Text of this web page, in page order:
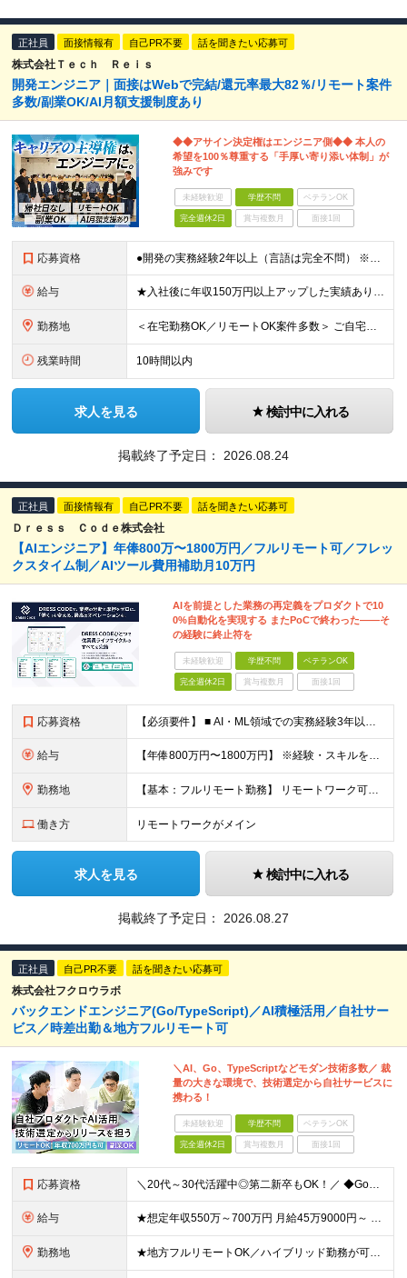
正社員 面接情報有 自己PR不要 話を聞きたい応募可
株式会社Ｔｅｃｈ Ｒｅｉｓ
開発エンジニア｜面接はWebで完結/還元率最大82％/リモート案件
多数/副業OK/AI月額支援制度あり
◆◆アサイン決定権はエンジニア側◆◆ 本人の
希望を100％尊重する「手厚い寄り添い体制」が
強みです
未経験歓迎 学歴不問 ベテランOK
完全週休2日 賞与複数月 面接1回
応募資格 ●開発の実務経験2年以上（言語は完全不問） ※学歴不問 ★フリーランスから正社員への転向を検討中の方も大歓迎！ 案件の単価をはじめ、 参画期間や業務内容を事前に確認できる透明性の高い環境をご用意。
給与 ★入社後に年収150万円以上アップした実績あり ★還元率最大82％ ※交通費・会社負担分の社保も含む ※給与計算式はすべて社内で完全公開されています ■年俸：450万円〜1000万円（月1/12を支
勤務地 ＜在宅勤務OK／リモートOK案件多数＞ ご自宅、または東京都・神奈川県・千葉県・埼玉県周辺のプロジェクト先となります。 ＜本社住所＞ 東京都中央区銀座1丁目22番11号 銀座大竹ビジデンス2Ｆ
残業時間 10時間以内
求人を見る 検討中に入れる
掲載終了予定日： 2026.08.24
正社員 面接情報有 自己PR不要 話を聞きたい応募可
Ｄｒｅｓｓ Ｃｏｄｅ株式会社
【AIエンジニア】年俸800万〜1800万円／フルリモート可／フレッ
クスタイム制／AIツール費用補助月10万円
AIを前提とした業務の再定義をプロダクトで10
0%自動化を実現する またPoCで終わった——そ
の経験に終止符を
未経験歓迎 学歴不問 ベテランOK
完全週休2日 賞与複数月 面接1回
応募資格 【必須要件】 ■ AI・ML領域での実務経験3年以上 （LLM活用・RAG構成・MLモデル実装・評価基盤構築のいずれかを含む） ■ 学歴不問 ※本社オフィスに出社できる方を想定しています ※第一言語
給与 【年俸800万円〜1800万円】 ※経験・スキルを考慮のうえ決定します ※年俸を12分割して月額支給（賞与なし） ※月額：66.7万円〜150万円（基本給：493,256円＋固定残業代：173,411
勤務地 【基本：フルリモート勤務】 リモートワーク可能です。 ただし、必要に応じてオフィスまたはメンバー間での集合を行うため、 本社オフィスに出社できる方を想定しています。 【本社】 東京都中央区築地2-1
働き方 リモートワークがメイン
求人を見る 検討中に入れる
掲載終了予定日： 2026.08.27
正社員 自己PR不要 話を聞きたい応募可
株式会社フクロウラボ
バックエンドエンジニア(Go/TypeScript)／AI積極活用／自社サー
ビス／時差出勤＆地方フルリモート可
＼AI、Go、TypeScriptなどモダン技術多数／ 裁
量の大きな環境で、技術選定から自社サービスに
携わる！
未経験歓迎 学歴不問 ベテランOK
完全週休2日 賞与複数月 面接1回
応募資格 ＼20代～30代活躍中◎第二新卒もOK！／ ◆GoまたはTypeScriptでの開発経験3年以上 ◆要件定義・仕様策定のご経験 ◆学歴不問 ～このような方にオススメです～ ・開発部の行動指針に共感し
給与 ★想定年収550万～700万円 月給45万9000円～ ※上記には固定残業代：11万9480円(固定残業時間45時間/月)を含みます ※超過分は別途支給します ※試用期間3ヵ月あり。期間中の給与・待
勤務地 ★地方フルリモートOK／ハイブリッド勤務が可能！ ★完全自社内勤務／客先常駐一切なし ◆東京都渋谷区南平台町16-28 Daiwa渋谷スクエア 3階 ※(変更の範囲)上記を除く当社関連勤務地